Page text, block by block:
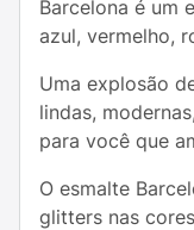
Barcelona é um
azul, vermelho,
Uma explosão
lindas,
para você que
O esmalte
glitters nas